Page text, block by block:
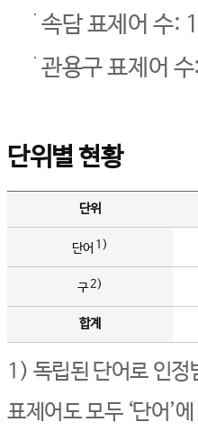
속담 표제어 수:
관용구 표제어
단위별 현황
단위
단어 1)
구2)
합계
1) 독립된 단어로 인정
표제어도 모두 ‘단어’